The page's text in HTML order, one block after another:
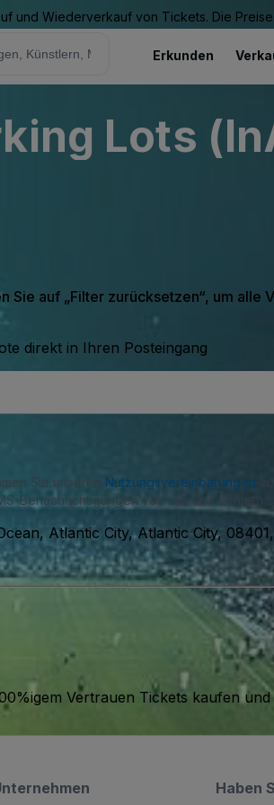
und Wiederverkauf von Tickets. Die
Erkunden
Lots
Sie auf „Filter zurücksetzen“, um alle
direkt in Ihren Posteingang
Sie unseren Nutzungsvereinbarungen
Benachrichtigungen von uns und können
Atlantic City, Atlantic City,
Vertrauen Tickets kaufen
Haben